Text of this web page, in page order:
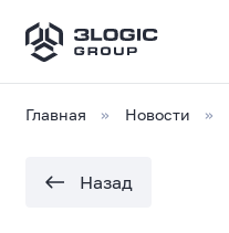
Главная Новости
Назад